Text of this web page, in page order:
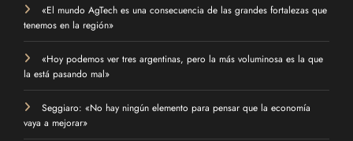
«El mundo AgTech es una consecuencia de las grandes fortalezas que
tenemos en la región»
«Hoy podemos ver tres argentinas, pero la más voluminosa es la que
la está pasando mal»
Seggiaro: «No hay ningún elemento para pensar que la economía
vaya a mejorar»